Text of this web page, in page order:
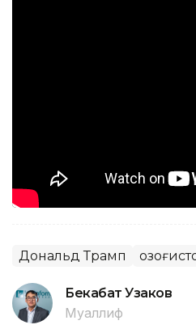
Дональд Трамп
Бекабат Узаков
Муаллиф